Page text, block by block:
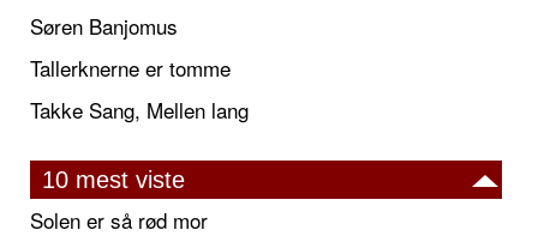
Søren Banjomus
Tallerknerne er tomme
Takke Sang, Mellen lang
10 mest viste
Solen er så rød mor